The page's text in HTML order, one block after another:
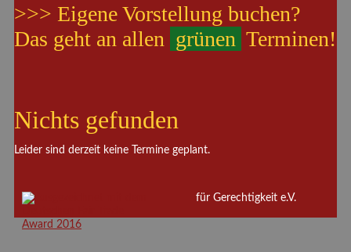
>>> Eigene Vorstellung buchen?
Das geht an allen grünen Terminen!
Nichts gefunden
Leider sind derzeit keine Termine geplant.
für Gerechtigkeit e.V.